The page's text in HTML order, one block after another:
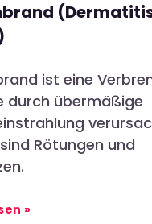
ist eine
durch übermäßige
Rötungen und
»